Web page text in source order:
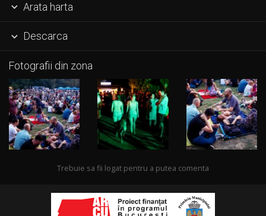
 Arata harta
 Descarca
Fotografii din zona
Trebuie sa fii logat pentru a putea comenta